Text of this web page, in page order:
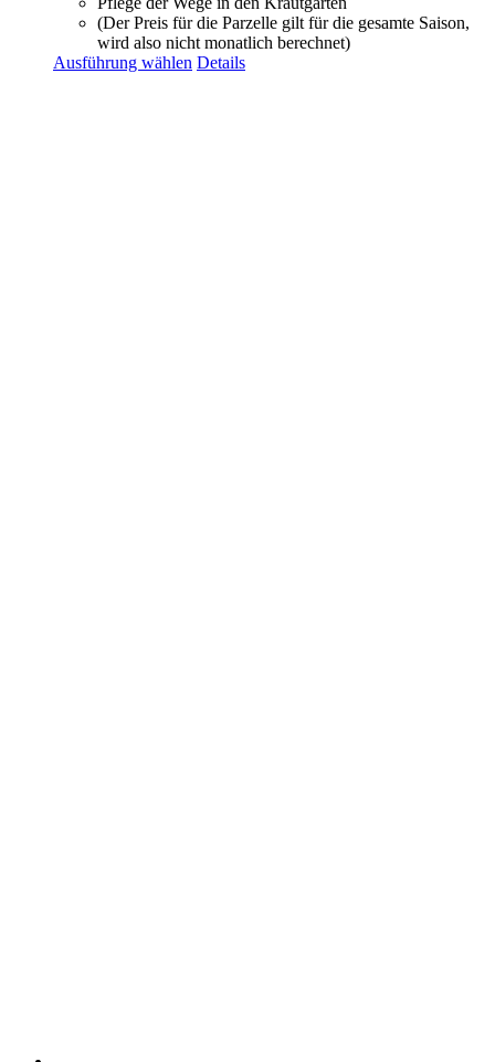
(Der Preis für die Parzelle gilt für die gesamte Saison,
wird also nicht monatlich berechnet)
Ausführung wählen Details